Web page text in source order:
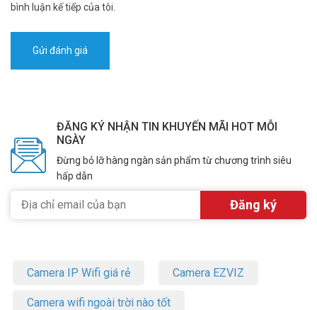
bình luận kế tiếp của tôi.
ĐĂNG KÝ NHẬN TIN KHUYẾN MÃI HOT MỖI
NGÀY
Đừng bỏ lỡ hàng ngàn sản phẩm từ chương trình siêu
hấp dẫn
Camera IP Wifi giá rẻ Camera EZVIZ
Camera wifi ngoài trời nào tốt